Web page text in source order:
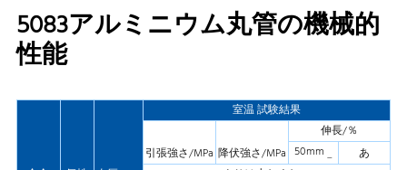
5083アルミニウム丸管の機械的
性能
室温 試験結果
引張強さ/MPa 降伏強さ/MPa
伸長/％
50mm _
あ